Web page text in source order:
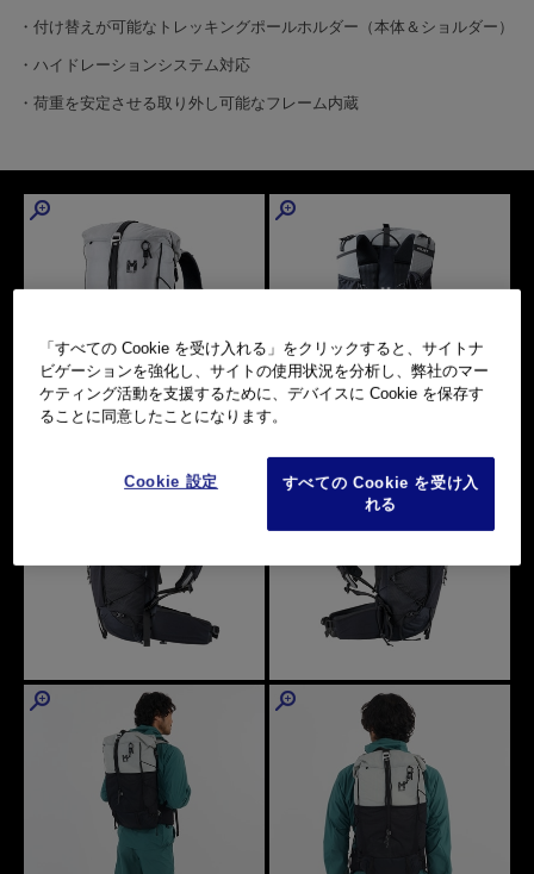
・付け替えが可能なトレッキングポールホルダー（本体＆ショルダー）
・ハイドレーションシステム対応
・荷重を安定させる取り外し可能なフレーム内蔵
「すべての Cookie を受け入れる」をクリックすると、サイトナ
ビゲーションを強化し、サイトの使用状況を分析し、弊社のマー
ケティング活動を支援するために、デバイスに Cookie を保存す
ることに同意したことになります。
Cookie 設定 すべての Cookie を受け入
れる